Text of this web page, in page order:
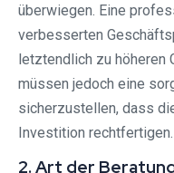
überwiegen. Eine
verbesserten
letztendlich zu höheren
müssen jedoch eine
sicherzustellen, dass
Investition rechtfertigen.
2. Art der